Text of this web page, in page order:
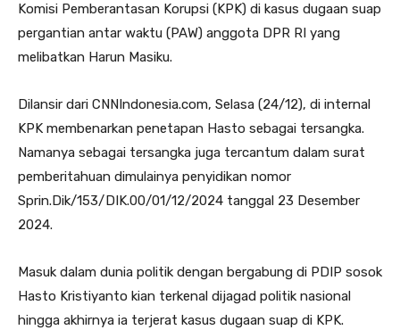
Komisi Pemberantasan Korupsi (KPK) di kasus dugaan suap
pergantian antar waktu (PAW) anggota DPR RI yang
melibatkan Harun Masiku.
Dilansir dari CNNIndonesia.com, Selasa (24/12), di internal
KPK membenarkan penetapan Hasto sebagai tersangka.
Namanya sebagai tersangka juga tercantum dalam surat
pemberitahuan dimulainya penyidikan nomor
Sprin.Dik/153/DIK.00/01/12/2024 tanggal 23 Desember
2024.
Masuk dalam dunia politik dengan bergabung di PDIP sosok
Hasto Kristiyanto kian terkenal dijagad politik nasional
hingga akhirnya ia terjerat kasus dugaan suap di KPK.